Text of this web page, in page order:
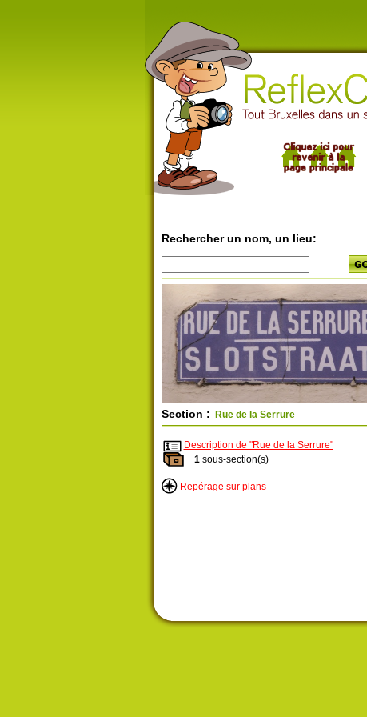
Rechercher un nom, un lieu:
Section : Rue de la Serrure
Description de "Rue de la Serrure"
+ 1sous-section(s)
Repérage sur plans